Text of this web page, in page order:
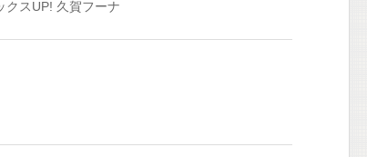
クスUP! 久賀フーナ